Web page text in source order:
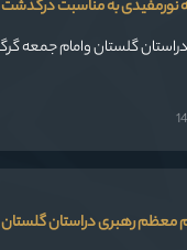
نورمفیدی به مناسبت
گلستان وامام جمعه
معظم رهبری دراستان